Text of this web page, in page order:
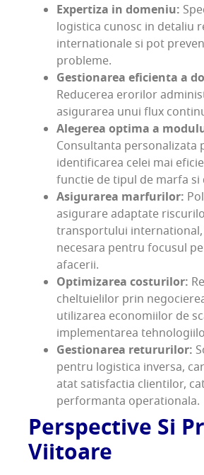
Expertiza in domeniu:
logistica cunosc in detaliu
internationale si pot
probleme.
Gestionarea eficienta a
Reducerea erorilor
asigurarea unui flux
Alegerea optima a
Consultanta personalizata
identificarea celei mai
functie de tipul de marfa si
Asigurarea marfurilor:
asigurare adaptate
transportului
necesara pentru focusul
afacerii.
Optimizarea costurilor:
cheltuielilor prin
utilizarea economiilor de
implementarea
Gestionarea retururilor:
pentru logistica inversa,
atat satisfactia clientilor,
performanta operationala.
Perspective Si
Viitoare